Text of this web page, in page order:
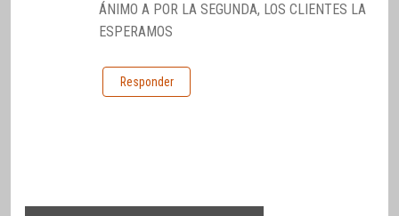
ÁNIMO A POR LA SEGUNDA, LOS CLIENTES LA
ESPERAMOS
Responder